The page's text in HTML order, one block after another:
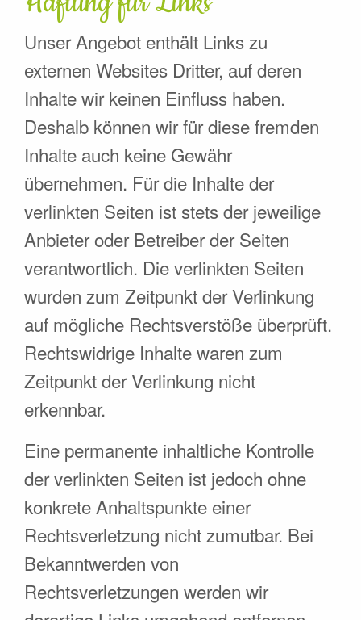
Unser Angebot enthält Links zu
externen Websites Dritter, auf deren
Inhalte wir keinen Einfluss haben.
Deshalb können wir für diese fremden
Inhalte auch keine Gewähr
übernehmen. Für die Inhalte der
verlinkten Seiten ist stets der jeweilige
Anbieter oder Betreiber der Seiten
verantwortlich. Die verlinkten Seiten
wurden zum Zeitpunkt der Verlinkung
auf mögliche Rechtsverstöße überprüft.
Rechtswidrige Inhalte waren zum
Zeitpunkt der Verlinkung nicht
erkennbar.
Eine permanente inhaltliche Kontrolle
der verlinkten Seiten ist jedoch ohne
konkrete Anhaltspunkte einer
Rechtsverletzung nicht zumutbar. Bei
Bekanntwerden von
Rechtsverletzungen werden wir